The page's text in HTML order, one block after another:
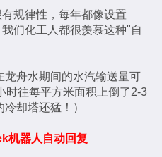
规律性，每年都像设置
们化工人都很羡慕这种"自
龙舟水期间的水汽输送量可
时往每平方米面积上倒了2-3
冷却塔还猛！）
机器人自动回复